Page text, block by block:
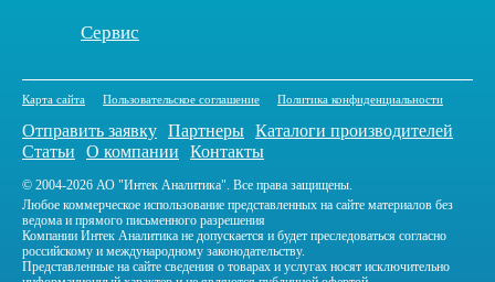
Сервис
Карта сайта Пользовательское соглашение Политика конфиденциальности
Отправить заявку Партнеры Каталоги производителей
Статьи
О компании Контакты
© 2004-2026 АО "Интек Аналитика". Все права защищены.
Любое коммерческое использование представленных на сайте материалов без
ведома и прямого письменного разрешения
Компании Интек Аналитика не допускается и будет преследоваться согласно
российскому и международному законодательству.
Представленные на сайте сведения о товарах и услугах носят исключительно